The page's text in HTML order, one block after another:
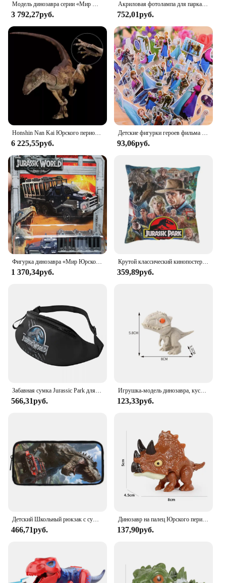
Модель динозавра серии «Мир Юрского периода», модель Трицератопс, тираннозавр рекс Велоцираптор «blu», пухлые стилизованные игрушки динозавров
3 792,27руб.
Акриловая фотолампа для парка Юрского периода, фотолампа, фотосессия, фоторамка, подарок для пары, Подарок на годовщину, художественное украшение
752,01руб.
Honshin Nan Kai Юрского периода Велоцираптор 2,5 подвижная серия динозавр мальчик осведомленность животных игрушки модель украшения игрушки
6 225,55руб.
Детские фигурки героев фильма «Парк Юрского периода»
93,06руб.
Фигурка динозавра «Мир Юрского периода»
1 370,34руб.
Крутой классический кинопостер Парк Юрского периода, декоративная подушка, 3D двухсторонний принт динозавра, чехол для дивана
359,89руб.
Забавная сумка Jurassic Park для мужчин и женщин, модный гигантский поясной кошелек через плечо для бега, телефона, денег
566,31руб.
Игрушка-модель динозавра, кусающая пальцы, подвижные суставы, Имитация животных, Юрского периода, детская интерактивная игрушка, подарки
123,33руб.
Детский Школьный рюкзак с сумкой на плечо в стиле парка Динозавров Юрского периода
466,71руб.
Динозавр на палец Юрского периода, трицератопс, искусственные игрушки для детей, креативные динозавры на палец, игрушка-Зверюшка в подарок
137,90руб.